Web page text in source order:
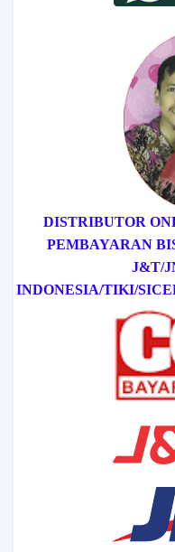
DISTRIBUTOR
PEMBAYARAN
J&T/
INDONESIA/TIKI/